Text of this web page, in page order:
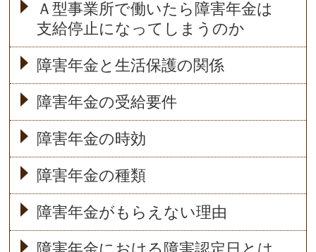
Ａ型事業所で働いたら障害年金は
支給停止になってしまうのか
障害年金と生活保護の関係
障害年金の受給要件
障害年金の時効
障害年金の種類
障害年金がもらえない理由